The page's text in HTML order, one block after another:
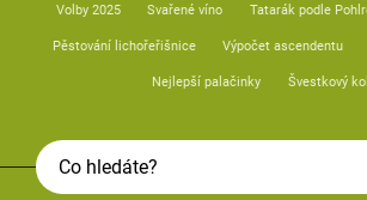
Volby 2025 Svařené víno Tatarák podle
Pěstování lichořeřišnice Výpočet ascendentu
Nejlepší palačinky Švestkový